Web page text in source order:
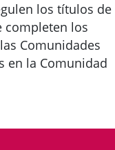
los títulos de
completen los
Comunidades
en la Comunidad